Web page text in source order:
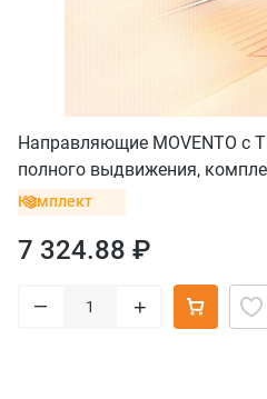
Направляющие MOVENTO с
полного выдвижения,
Комплект
7 324.88 ₽
– +